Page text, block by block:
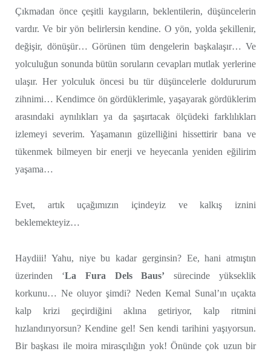
Çıkmadan önce çeşitli kaygıların, beklentilerin, düşüncelerin
vardır. Ve bir yön belirlersin kendine. O yön, yolda şekillenir,
değişir, dönüşür… Görünen tüm dengelerin başkalaşır… Ve
yolculuğun sonunda bütün soruların cevapları mutlak yerlerine
ulaşır. Her yolculuk öncesi bu tür düşüncelerle doldururum
zihnimi… Kendimce ön gördüklerimle, yaşayarak gördüklerim
arasındaki aynılıkları ya da şaşırtacak ölçüdeki farklılıkları
izlemeyi severim. Yaşamanın güzelliğini hissettirir bana ve
tükenmek bilmeyen bir enerji ve heyecanla yeniden eğilirim
yaşama…
Evet, artık uçağımızın içindeyiz ve kalkış iznini
beklemekteyiz…
Haydiii! Yahu, niye bu kadar gerginsin? Ee, hani atmıştın
üzerinden ‘La Fura Dels Baus’ sürecinde yükseklik
korkunu… Ne oluyor şimdi? Neden Kemal Sunal’ın uçakta
kalp krizi geçirdiğini aklına getiriyor, kalp ritmini
hızlandırıyorsun? Kendine gel! Sen kendi tarihini yaşıyorsun.
Bir başkası ile moira mirasçılığın yok! Önünde çok uzun bir